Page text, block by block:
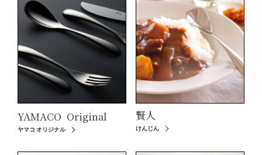
YAMACO Original
ヤマコ オリジナル
賢人
けんじん